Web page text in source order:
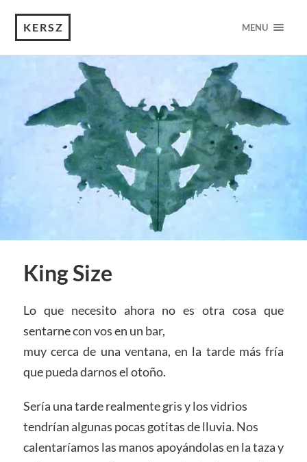
KERSZ MENU
King Size
Lo que necesito ahora no es otra cosa que
sentarne con vos en un bar,
muy cerca de una ventana, en la tarde más fría
que pueda darnos el otoño.
Sería una tarde realmente gris y los vidrios
tendrían algunas pocas gotitas de lluvia. Nos
calentaríamos las manos apoyándolas en la taza y